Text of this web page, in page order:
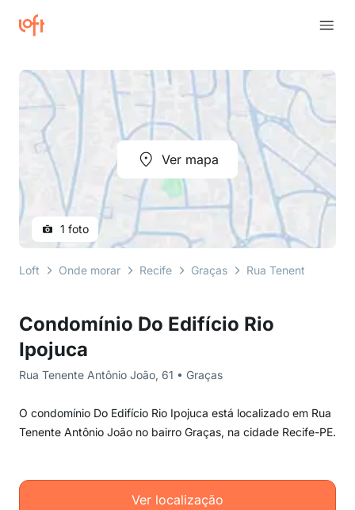
Condomínio Do Edifício Rio
Ipojuca
Rua Tenente Antônio João, 61 • Graças
O condomínio Do Edifício Rio Ipojuca está localizado em Rua
Tenente Antônio João no bairro Graças, na cidade Recife-PE.
Ver localização
Ver mapa
1 foto
Loft Onde morar Recife Graças Rua Tenente